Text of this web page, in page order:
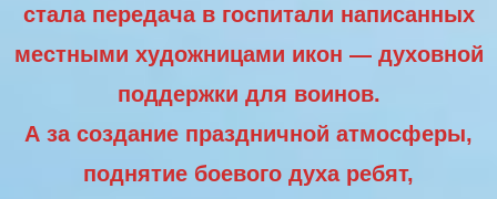
стала передача в госпитали написанных
местными художницами икон — духовной
поддержки для воинов.
А за создание праздничной атмосферы,
поднятие боевого духа ребят,